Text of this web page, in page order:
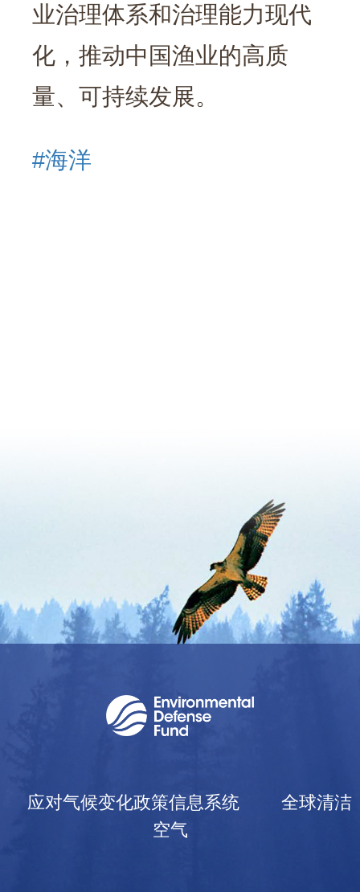
业治理体系和治理能力现代
化，推动中国渔业的高质
量、可持续发展。
#海洋
应对气候变化政策信息系统
全球清洁
空气